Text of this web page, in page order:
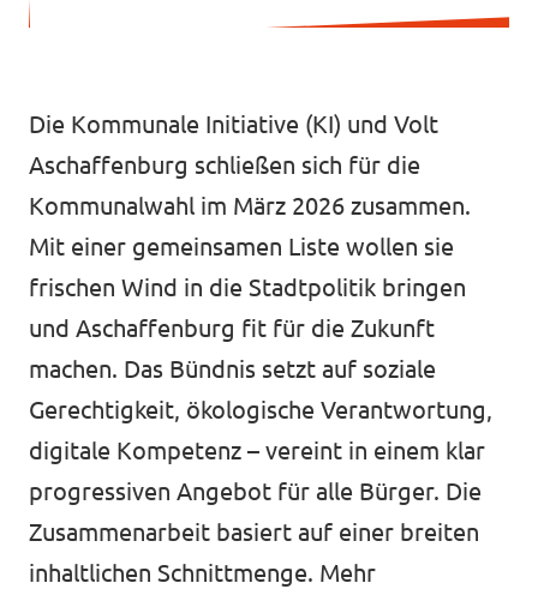
Die Kommunale Initiative (KI) und Volt
Aschaffenburg schließen sich für die
Kommunalwahl im März 2026 zusammen.
Mit einer gemeinsamen Liste wollen sie
frischen Wind in die Stadtpolitik bringen
und Aschaffenburg fit für die Zukunft
machen. Das Bündnis setzt auf soziale
Gerechtigkeit, ökologische Verantwortung,
digitale Kompetenz – vereint in einem klar
progressiven Angebot für alle Bürger. Die
Zusammenarbeit basiert auf einer breiten
inhaltlichen Schnittmenge. Mehr